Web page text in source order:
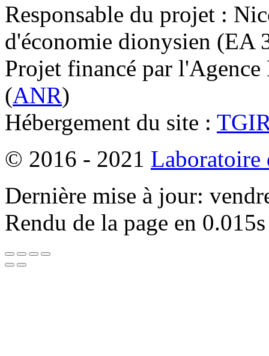
Responsable du projet :
d'économie dionysien
Projet financé par l'Agence
(ANR)
Hébergement du site :
© 2016 - 2021 Laboratoire
Dernière mise à jour:
Rendu de la page en 0.015s